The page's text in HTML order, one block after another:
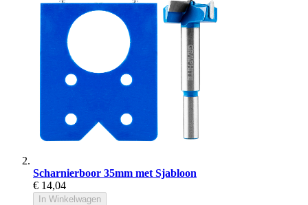
Scharnierboor 35mm met Sjabloon
€ 14,04
In Winkelwagen